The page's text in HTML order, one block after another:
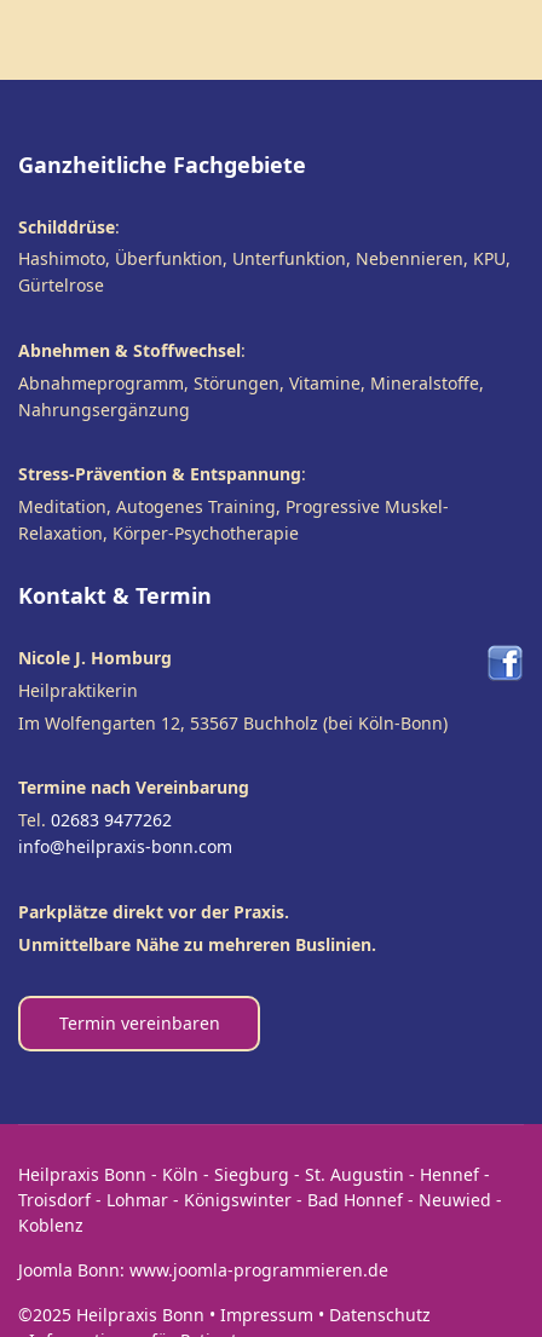
Ganzheitliche Fachgebiete
Schilddrüse:
Hashimoto, Überfunktion, Unterfunktion, Nebennieren, KPU,
Gürtelrose
Abnehmen & Stoffwechsel:
Abnahmeprogramm, Störungen, Vitamine, Mineralstoffe,
Nahrungsergänzung
Stress-Prävention & Entspannung:
Meditation, Autogenes Training, Progressive Muskel-
Relaxation, Körper-Psychotherapie
Kontakt & Termin
Nicole J. Homburg
Heilpraktikerin
Im Wolfengarten 12, 53567 Buchholz (bei Köln-Bonn)
Termine nach Vereinbarung
Tel. 02683 9477262
info@heilpraxis-bonn.com
Parkplätze direkt vor der Praxis.
Unmittelbare Nähe zu mehreren Buslinien.
Termin vereinbaren
Heilpraxis Bonn - Köln - Siegburg - St. Augustin - Hennef -
Troisdorf - Lohmar - Königswinter - Bad Honnef - Neuwied -
Koblenz
Joomla Bonn: www.joomla-programmieren.de
©2025 Heilpraxis Bonn • Impressum • Datenschutz